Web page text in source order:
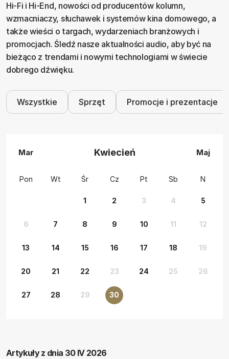
Hi‑Fi i Hi‑End, nowości od producentów kolumn,
wzmacniaczy, słuchawek i systemów kina domowego, a
także wieści o targach, wydarzeniach branżowych i
promocjach. Śledź nasze aktualności audio, aby być na
bieżąco z trendami i nowymi technologiami w świecie
dobrego dźwięku.
Wszystkie Sprzęt Promocje i prezentacje
Artykuły z dnia 30 IV 2026
Mar Kwiecień Maj
Pon Wt Śr Cz Pt Sb N
1 2 3 4 5
6 7 8 9 10 11 12
13 14 15 16 17 18 19
20 21 22 23 24 25 26
27 28 29 30